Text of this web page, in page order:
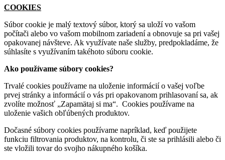
COOKIES
Súbor cookie je malý textový súbor, ktorý sa uloží vo vašom
počítači alebo vo vašom mobilnom zariadení a obnovuje sa pri vašej
opakovanej návšteve. Ak využívate naše služby, predpokladáme, že
súhlasíte s využívaním takéhoto súboru cookie.
Ako používame súbory cookies?
Trvalé cookies používame na uloženie informácií o vašej voľbe
prvej stránky a informácií o vás pri opakovanom prihlasovaní sa, ak
zvolíte možnosť „Zapamätaj si ma“. Cookies používame na
uloženie vašich obľúbených produktov.
Dočasné súbory cookies používame napríklad, keď použijete
funkciu filtrovania produktov, na kontrolu, či ste sa prihlásili alebo či
ste vložili tovar do svojho nákupného košíka.